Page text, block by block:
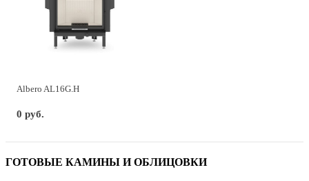
Albero AL16G.H
0 руб.
ГОТОВЫЕ КАМИНЫ И ОБЛИЦОВКИ